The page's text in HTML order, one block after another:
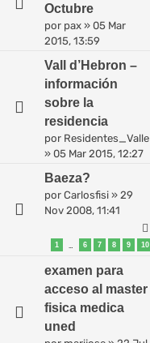
Octubre
por pax » 05 Mar
2015, 13:59
Vall d’Hebron –
información
sobre la
residencia
por Residentes_Valle
» 05 Mar 2015, 12:27
Baeza?
por Carlosfisi » 29
Nov 2008, 11:41
1 6 7 8 9 10
examen para
acceso al master
fisica medica
uned